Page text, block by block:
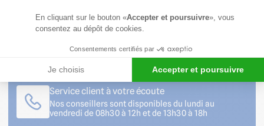
votre compte et
bénéficiez d’avantages
Service client à votre écoute
Nos conseillers sont disponibles du lundi au
vendredi de 08h30 à 12h et de 13h30 à 18h
En cliquant sur le bouton «Accepter et poursuivre», vous
consentez au dépôt de cookies.
Consentements certifiés par
Je choisis Accepter et poursuivre